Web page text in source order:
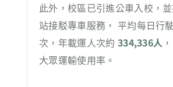
此外，校區已引進公車入校，
站接駁專車服務， 平均每日行
次，年載運人次約 334,336人
大眾運輸使用率。